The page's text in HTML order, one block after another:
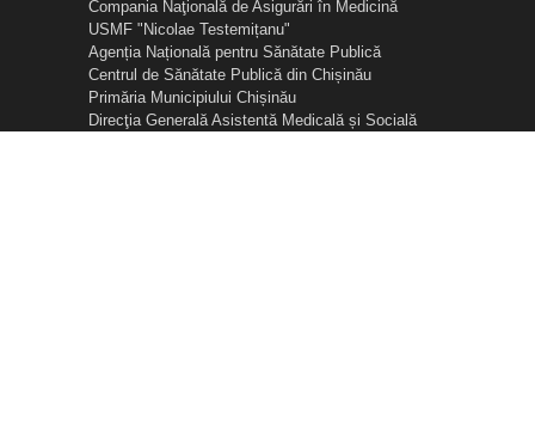
Compania Naţională de Asigurări în Medicină
USMF "Nicolae Testemițanu"
Agenția Națională pentru Sănătate Publică
Centrul de Sănătate Publică din Chișinău
Primăria Municipiului Chișinău
Direcţia Generală Asistentă Medicală și Socială